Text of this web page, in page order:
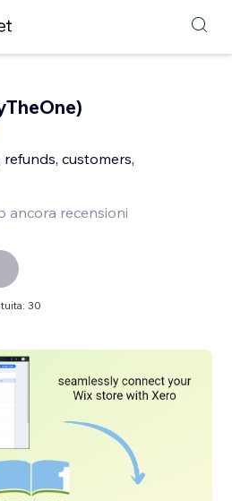
customers,
ancora recensioni
30